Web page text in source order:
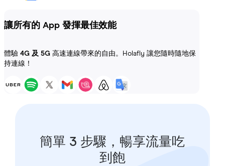
讓所有的 App 發揮最佳效能
體驗 4G 及 5G 高速連線帶來的自由。Holafly 讓您隨時隨地保
持連線！
簡單 3 步驟，暢享流量吃
到飽